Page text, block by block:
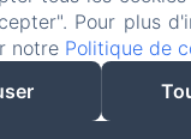
Pour plus
notre Politique de